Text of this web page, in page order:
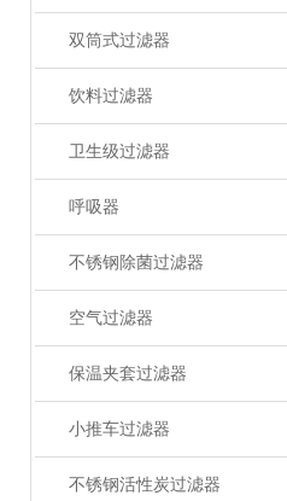
双筒式过滤器
饮料过滤器
卫生级过滤器
呼吸器
不锈钢除菌过滤器
空气过滤器
保温夹套过滤器
小推车过滤器
不锈钢活性炭过滤器